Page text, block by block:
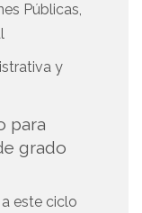
Públicas,
y
para
grado
este ciclo